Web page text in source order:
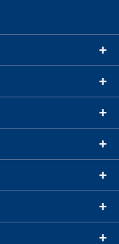
+
+
+
+
+
+
+